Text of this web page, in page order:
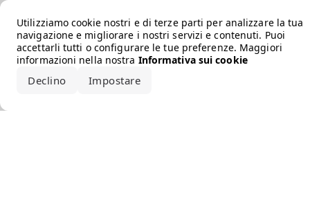
Utilizziamo cookie nostri e di terze parti per analizzare la tua
navigazione e migliorare i nostri servizi e contenuti. Puoi
accettarli tutti o configurare le tue preferenze. Maggiori
informazioni nella nostra Informativa sui cookie
Declino Impostare
Error loading the brand